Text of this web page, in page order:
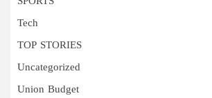
Tech
TOP STORIES
Uncategorized
Union Budget